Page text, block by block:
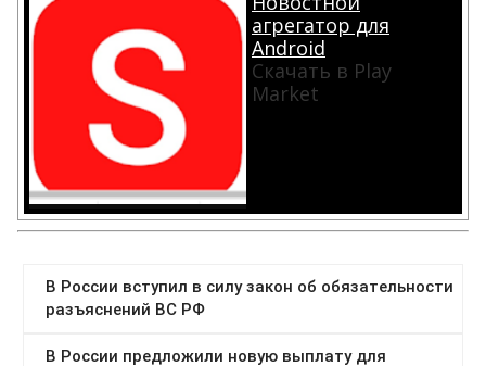
агрегатор для
Android
Скачать в Play
Market